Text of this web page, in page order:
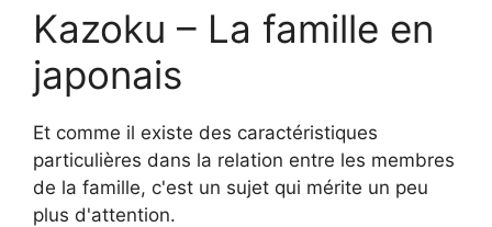
Kazoku – La famille en
japonais
Et comme il existe des caractéristiques
particulières dans la relation entre les membres
de la famille, c'est un sujet qui mérite un peu
plus d'attention.